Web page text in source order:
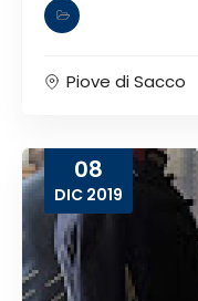
Piove di Sacco
08
DIC 2019